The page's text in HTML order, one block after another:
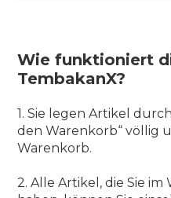
Wie funktioniert
TembakanX?
1. Sie legen Artikel
den Warenkorb“ völlig
Warenkorb.
2. Alle Artikel, die Sie